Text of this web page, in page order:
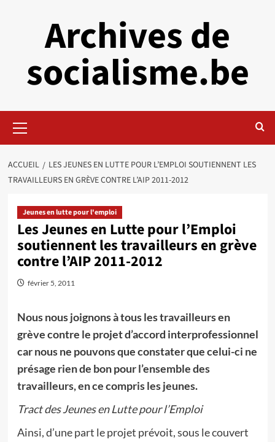
Archives de
socialisme.be
principal
ACCUEIL
LES JEUNES EN LUTTE POUR L’EMPLOI SOUTIENNENT LES
TRAVAILLEURS EN GRÈVE CONTRE L’AIP 2011-2012
Jeunes en lutte pour l'emploi
Les Jeunes en Lutte pour l’Emploi
soutiennent les travailleurs en grève
contre l’AIP 2011-2012
février 5, 2011
Nous nous joignons à tous les travailleurs en
grève contre le projet d’accord interprofessionnel
car nous ne pouvons que constater que celui-ci ne
présage rien de bon pour l’ensemble des
travailleurs, en ce compris les jeunes.
Tract des Jeunes en Lutte pour l’Emploi
Ainsi, d’une part le projet prévoit, sous le couvert